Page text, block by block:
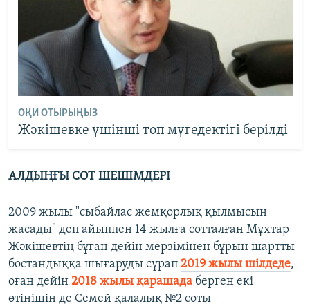
ОҚИ ОТЫРЫҢЫЗ
Жәкішевке үшінші топ мүгедектігі берілді
АЛДЫҢҒЫ СОТ ШЕШІМДЕРІ
2009 жылы "сыбайлас жемқорлық қылмысын
жасады" деп айыппен 14 жылға сотталған Мұхтар
Жәкішевтің бұған дейін мерзімінен бұрын шартты
бостандыққа шығаруды сұрап 2019 жылы шілдеде,
оған дейін 2018 жылы қарашада берген екі
өтінішін де Семей қалалық №2 соты